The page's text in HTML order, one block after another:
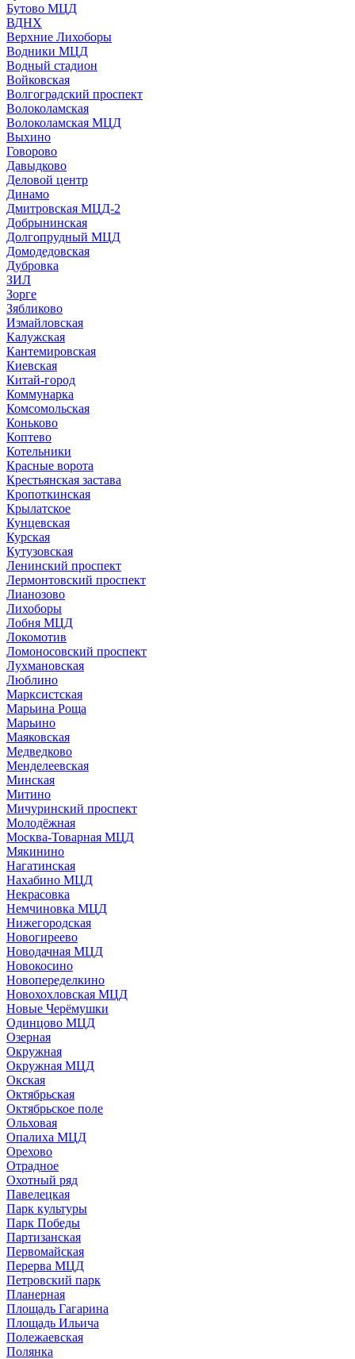
Бутово МЦД
ВДНХ
Верхние Лихоборы
Водники МЦД
Водный стадион
Войковская
Волгоградский проспект
Волоколамская
Волоколамская МЦД
Выхино
Говорово
Давыдково
Деловой центр
Динамо
Дмитровская МЦД-2
Добрынинская
Долгопрудный МЦД
Домодедовская
Дубровка
ЗИЛ
Зорге
Зябликово
Измайловская
Калужская
Кантемировская
Киевская
Китай-город
Коммунарка
Комсомольская
Коньково
Коптево
Котельники
Красные ворота
Крестьянская застава
Кропоткинская
Крылатское
Кунцевская
Курская
Кутузовская
Ленинский проспект
Лермонтовский проспект
Лианозово
Лихоборы
Лобня МЦД
Локомотив
Ломоносовский проспект
Лухмановская
Люблино
Марксистская
Марьина Роща
Марьино
Маяковская
Медведково
Менделеевская
Минская
Митино
Мичуринский проспект
Молодёжная
Москва-Товарная МЦД
Мякинино
Нагатинская
Нахабино МЦД
Некрасовка
Немчиновка МЦД
Нижегородская
Новогиреево
Новодачная МЦД
Новокосино
Новопеределкино
Новохохловская МЦД
Новые Черёмушки
Одинцово МЦД
Озерная
Окружная
Окружная МЦД
Окская
Октябрьская
Октябрьское поле
Ольховая
Опалиха МЦД
Орехово
Отрадное
Охотный ряд
Павелецкая
Парк культуры
Парк Победы
Партизанская
Первомайская
Перерва МЦД
Петровский парк
Планерная
Площадь Гагарина
Площадь Ильича
Полежаевская
Полянка